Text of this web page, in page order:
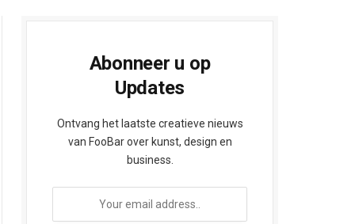
Abonneer u op
Updates
Ontvang het laatste creatieve nieuws
van FooBar over kunst, design en
business.